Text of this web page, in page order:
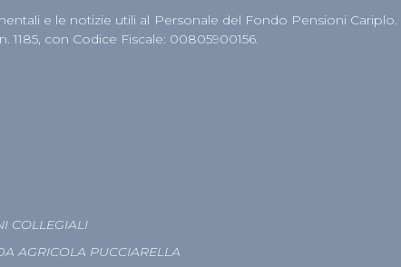
COLLEGIALI
AGRICOLA PUCCIARELLA
e le notizie utili al Personale del Fondo Pensioni Cariplo.
1185, con Codice Fiscale: 00805900156.